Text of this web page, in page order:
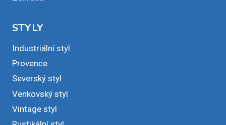
STYLY
Industriální styl
Provence
Severský styl
Venkovský styl
Vintage styl